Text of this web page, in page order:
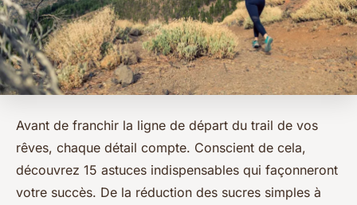
Avant de franchir la ligne de départ du trail de vos
rêves, chaque détail compte. Conscient de cela,
découvrez 15 astuces indispensables qui façonneront
votre succès. De la réduction des sucres simples à